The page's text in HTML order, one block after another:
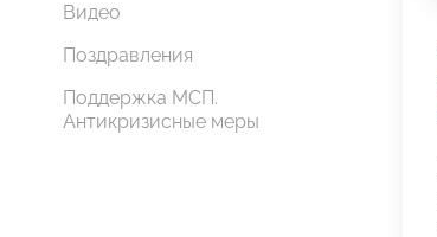
Видео
Поздравления
Поддержка МСП.
Антикризисные меры